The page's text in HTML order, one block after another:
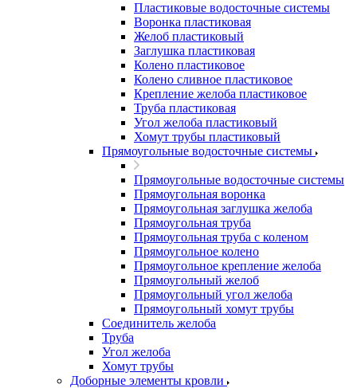
Пластиковые водосточные системы
Воронка пластиковая
Желоб пластиковый
Заглушка пластиковая
Колено пластиковое
Колено сливное пластиковое
Крепление желоба пластиковое
Труба пластиковая
Угол желоба пластиковый
Хомут трубы пластиковый
Прямоугольные водосточные системы
Прямоугольные водосточные системы
Прямоугольная воронка
Прямоугольная заглушка желоба
Прямоугольная труба
Прямоугольная труба c коленом
Прямоугольное колено
Прямоугольное крепление желоба
Прямоугольный желоб
Прямоугольный угол желоба
Прямоугольный хомут трубы
Соединитель желоба
Труба
Угол желоба
Хомут трубы
Доборные элементы кровли